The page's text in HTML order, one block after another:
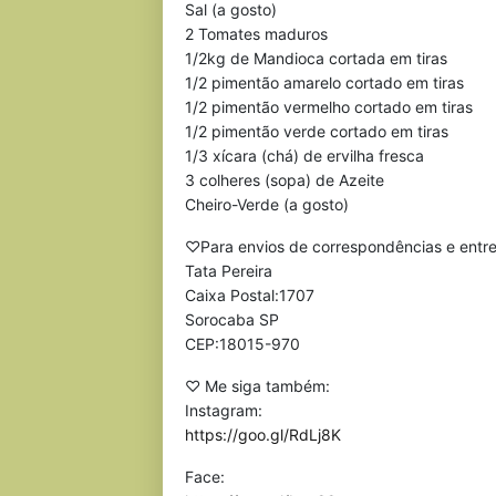
Sal (a gosto)
2 Tomates maduros
1/2kg de Mandioca cortada em tiras
1/2 pimentão amarelo cortado em tiras
1/2 pimentão vermelho cortado em tiras
1/2 pimentão verde cortado em tiras
1/3 xícara (chá) de ervilha fresca
3 colheres (sopa) de Azeite
Cheiro-Verde (a gosto)
♡Para envios de correspondências e
Tata Pereira
Caixa Postal:1707
Sorocaba SP
CEP:18015-970
♡ Me siga também:
Instagram:
https://goo.gl/RdLj8K
Face: